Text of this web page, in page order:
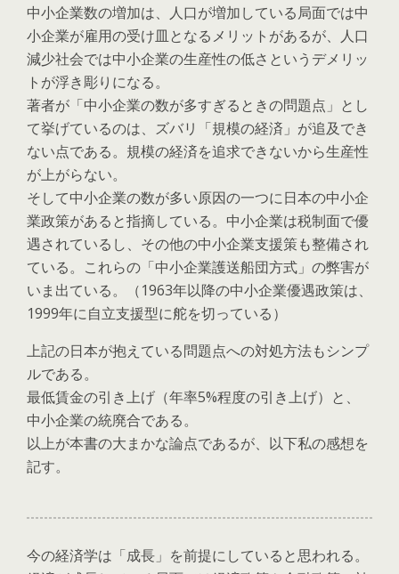
中小企業数の増加は、人口が増加している局面では中
小企業が雇用の受け皿となるメリットがあるが、人口
減少社会では中小企業の生産性の低さというデメリッ
トが浮き彫りになる。
著者が「中小企業の数が多すぎるときの問題点」とし
て挙げているのは、ズバリ「規模の経済」が追及でき
ない点である。規模の経済を追求できないから生産性
が上がらない。
そして中小企業の数が多い原因の一つに日本の中小企
業政策があると指摘している。中小企業は税制面で優
遇されているし、その他の中小企業支援策も整備され
ている。これらの「中小企業護送船団方式」の弊害が
いま出ている。（1963年以降の中小企業優遇政策は、
1999年に自立支援型に舵を切っている）
上記の日本が抱えている問題点への対処方法もシンプ
ルである。
最低賃金の引き上げ（年率5%程度の引き上げ）と、
中小企業の統廃合である。
以上が本書の大まかな論点であるが、以下私の感想を
記す。
今の経済学は「成長」を前提にしていると思われる。